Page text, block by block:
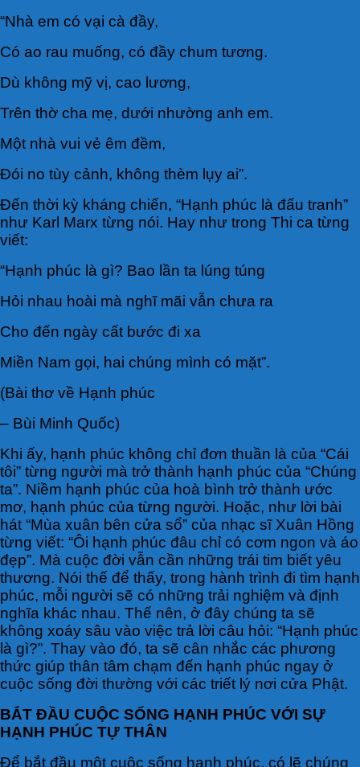
“Nhà em có vại cà đầy,
Có ao rau muống, có đầy chum tương.
Dù không mỹ vị, cao lương,
Trên thờ cha mẹ, dưới nhường anh em.
Một nhà vui vẻ êm đềm,
Đói no tùy cảnh, không thèm lụy ai”.
Đến thời kỳ kháng chiến, “Hạnh phúc là đấu tranh”
như Karl Marx từng nói. Hay như trong Thi ca từng
viết:
“Hạnh phúc là gì? Bao lần ta lúng túng
Hỏi nhau hoài mà nghĩ mãi vẫn chưa ra
Cho đến ngày cất bước đi xa
Miền Nam gọi, hai chúng mình có mặt”.
(Bài thơ về Hạnh phúc
– Bùi Minh Quốc)
Khi ấy, hạnh phúc không chỉ đơn thuần là của “Cái
tôi” từng người mà trở thành hạnh phúc của “Chúng
ta”. Niềm hạnh phúc của hoà bình trở thành ước
mơ, hạnh phúc của từng người. Hoặc, như lời bài
hát “Mùa xuân bên cửa sổ” của nhạc sĩ Xuân Hồng
từng viết: “Ôi hạnh phúc đâu chỉ có cơm ngon và áo
đẹp”. Mà cuộc đời vẫn cần những trái tim biết yêu
thương. Nói thế để thấy, trong hành trình đi tìm hạnh
phúc, mỗi người sẽ có những trải nghiệm và định
nghĩa khác nhau. Thế nên, ở đây chúng ta sẽ
không xoáy sâu vào việc trả lời câu hỏi: “Hạnh phúc
là gì?”. Thay vào đó, ta sẽ cân nhắc các phương
thức giúp thân tâm chạm đến hạnh phúc ngay ở
cuộc sống đời thường với các triết lý nơi cửa Phật.
BẮT ĐẦU CUỘC SỐNG HẠNH PHÚC VỚI SỰ
HẠNH PHÚC TỰ THÂN
Để bắt đầu một cuộc sống hạnh phúc, có lẽ chúng